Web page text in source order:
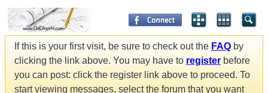
If this is your first visit, be sure to check out the FAQ by
clicking the link above. You may have to register before
you can post: click the register link above to proceed. To
start viewing messages, select the forum that you want